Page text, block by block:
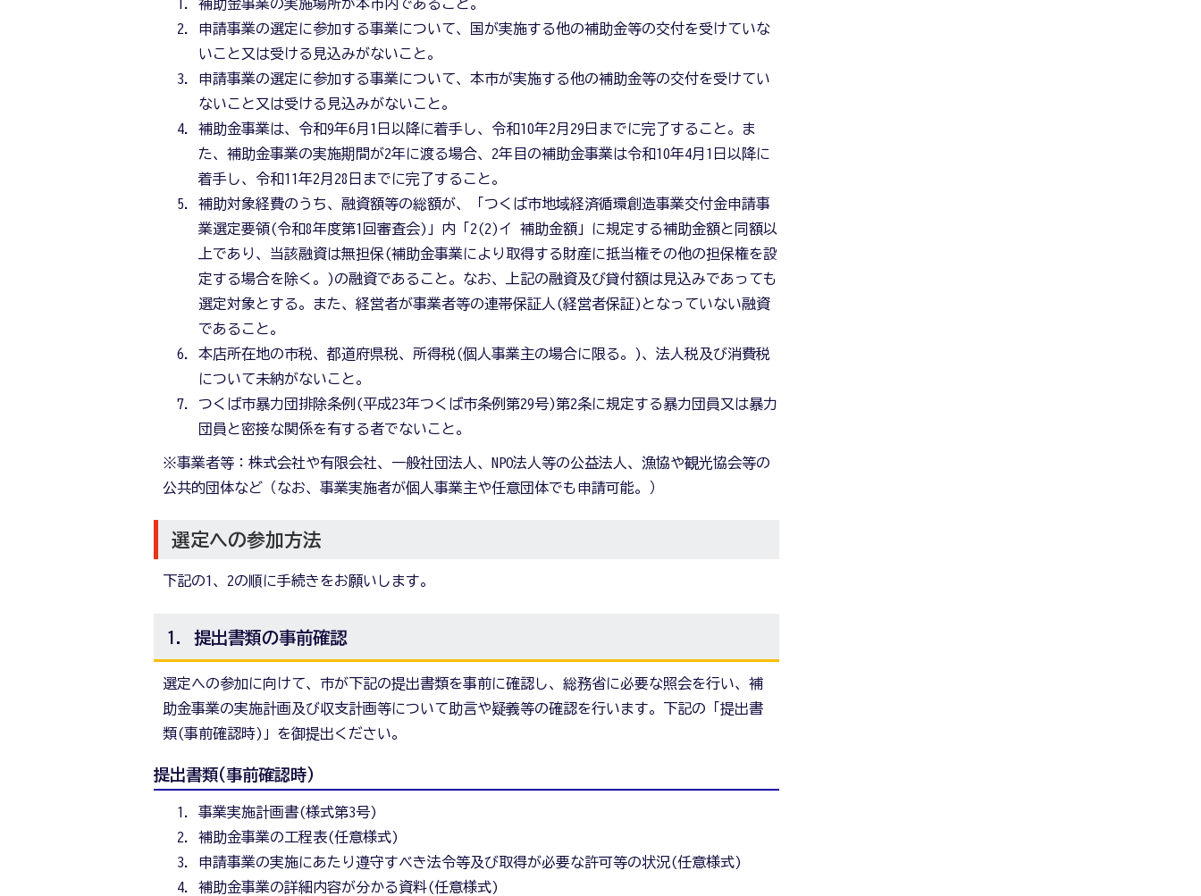
補助金事業の実施場所が本市内であること。
申請事業の選定に参加する事業について、国が実施する他の補助金等の交付を受けていな
いこと又は受ける見込みがないこと。
申請事業の選定に参加する事業について、本市が実施する他の補助金等の交付を受けてい
ないこと又は受ける見込みがないこと。
補助金事業は、令和9年6月1日以降に着手し、令和10年2月29日までに完了すること。ま
た、補助金事業の実施期間が2年に渡る場合、2年目の補助金事業は令和10年4月1日以降に
着手し、令和11年2月28日までに完了すること。
補助対象経費のうち、融資額等の総額が、「つくば市地域経済循環創造事業交付金申請事
業選定要領(令和8年度第1回審査会)」内「2(2)イ 補助金額」に規定する補助金額と同額以
上であり、当該融資は無担保(補助金事業により取得する財産に抵当権その他の担保権を設
定する場合を除く。)の融資であること。なお、上記の融資及び貸付額は見込みであっても
選定対象とする。また、経営者が事業者等の連帯保証人(経営者保証)となっていない融資
であること。
本店所在地の市税、都道府県税、所得税(個人事業主の場合に限る。)、法人税及び消費税
について未納がないこと。
つくば市暴力団排除条例(平成23年つくば市条例第29号)第2条に規定する暴力団員又は暴力
団員と密接な関係を有する者でないこと。
※事業者等：株式会社や有限会社、一般社団法人、NPO法人等の公益法人、漁協や観光協会等の
公共的団体など（なお、事業実施者が個人事業主や任意団体でも申請可能。）
選定への参加方法
下記の1、2の順に手続きをお願いします。
1. 提出書類の事前確認
選定への参加に向けて、市が下記の提出書類を事前に確認し、総務省に必要な照会を行い、補
助金事業の実施計画及び収支計画等について助言や疑義等の確認を行います。下記の「提出書
類(事前確認時)」を御提出ください。
提出書類(事前確認時)
事業実施計画書(様式第3号)
補助金事業の工程表(任意様式)
申請事業の実施にあたり遵守すべき法令等及び取得が必要な許可等の状況(任意様式)
補助金事業の詳細内容が分かる資料(任意様式)